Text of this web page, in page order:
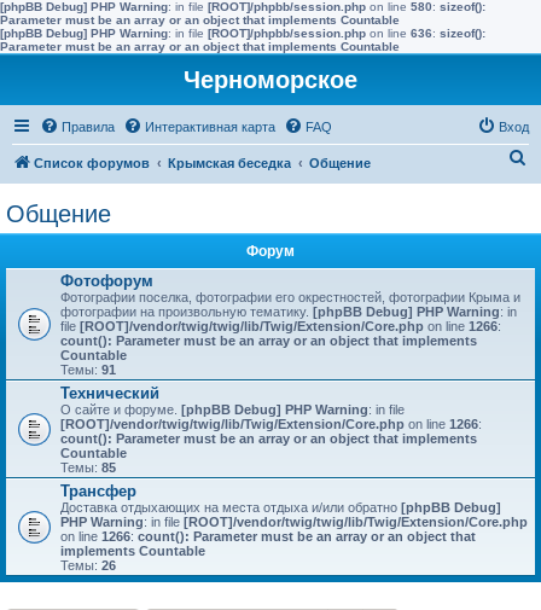
[phpBB Debug] PHP Warning: in file [ROOT]/phpbb/session.php on line 580: sizeof():
Parameter must be an array or an object that implements Countable
[phpBB Debug] PHP Warning: in file [ROOT]/phpbb/session.php on line 636: sizeof():
Parameter must be an array or an object that implements Countable
Черноморское
Правила Интерактивная карта FAQ Вход
Список форумов Крымская беседка Общение
Общение
Форум
Фотофорум
Фотографии поселка, фотографии его окрестностей, фотографии Крыма и
фотографии на произвольную тематику. [phpBB Debug] PHP Warning: in
file [ROOT]/vendor/twig/twig/lib/Twig/Extension/Core.php on line 1266:
count(): Parameter must be an array or an object that implements
Countable
Темы: 91
Технический
О сайте и форуме. [phpBB Debug] PHP Warning: in file
[ROOT]/vendor/twig/twig/lib/Twig/Extension/Core.php on line 1266:
count(): Parameter must be an array or an object that implements
Countable
Темы: 85
Трансфер
Доставка отдыхающих на места отдыха и/или обратно [phpBB Debug]
PHP Warning: in file [ROOT]/vendor/twig/twig/lib/Twig/Extension/Core.php
on line 1266: count(): Parameter must be an array or an object that
implements Countable
Темы: 26